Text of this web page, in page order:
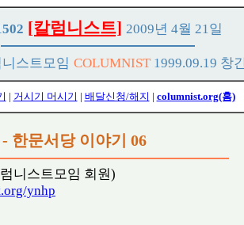
[칼럼니스트] 2009년 4월 21일
스트모임 COLUMNIST 1999.09.19 창
| 거시기 머시기 | 배달신청/해지 | columnist.org(홈)
한문서당 이야기 06
니스트모임 회원)
ynhp